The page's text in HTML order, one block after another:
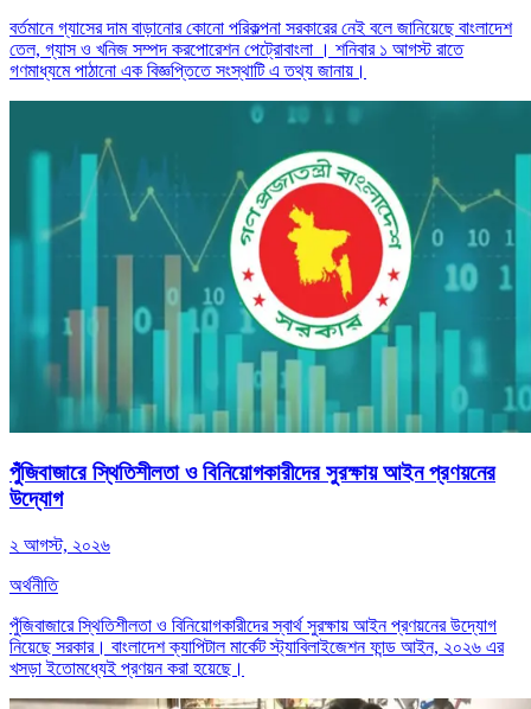
বর্তমানে গ্যাসের দাম বাড়ানোর কোনো পরিকল্পনা সরকারের নেই বলে জানিয়েছে বাংলাদেশ
তেল, গ্যাস ও খনিজ সম্পদ করপোরেশন পেট্রোবাংলা । শনিবার ১ আগস্ট রাতে
গণমাধ্যমে পাঠানো এক বিজ্ঞপ্তিতে সংস্থাটি এ তথ্য জানায়।
পুঁজিবাজারে স্থিতিশীলতা ও বিনিয়োগকারীদের সুরক্ষায় আইন প্রণয়নের
উদ্যোগ
২ আগস্ট, ২০২৬
অর্থনীতি
পুঁজিবাজারে স্থিতিশীলতা ও বিনিয়োগকারীদের স্বার্থ সুরক্ষায় আইন প্রণয়নের উদ্যোগ
নিয়েছে সরকার। বাংলাদেশ ক্যাপিটাল মার্কেট স্ট্যাবিলাইজেশন ফান্ড আইন, ২০২৬ এর
খসড়া ইতোমধ্যেই প্রণয়ন করা হয়েছে।